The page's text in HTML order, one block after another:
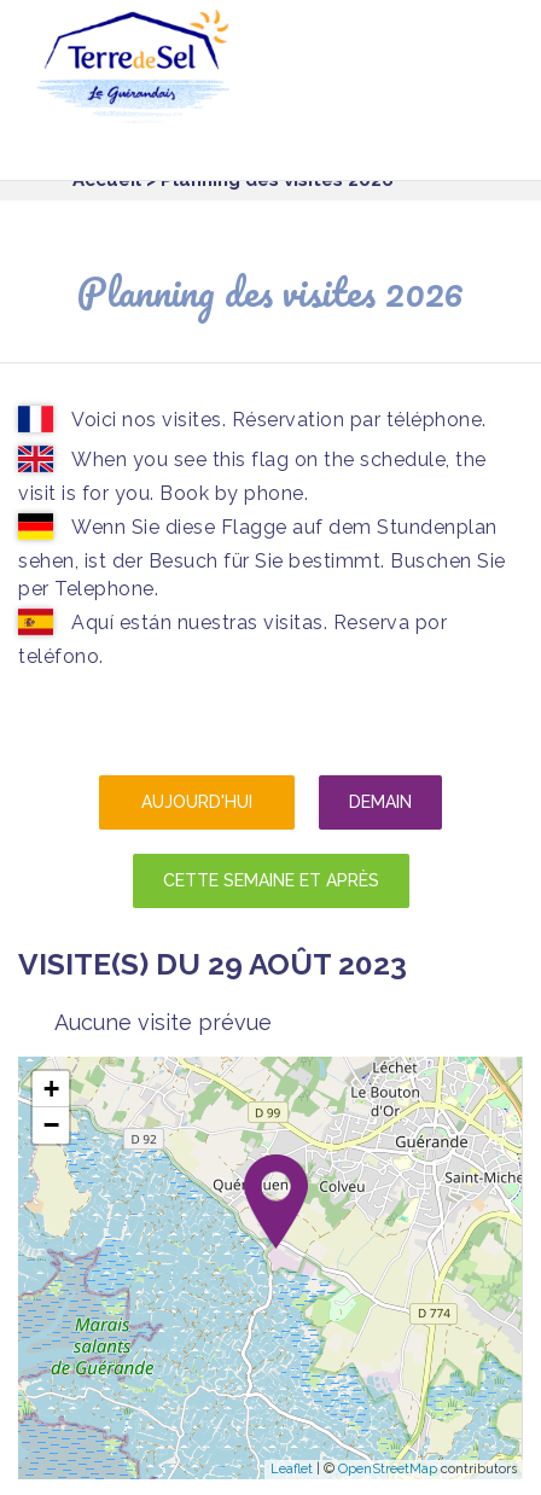
Accueil> Planning des visites 2026
Planning des visites 2026
Voici nos visites. Réservation par téléphone.
When you see this flag on the schedule, the
visit is for you. Book by phone.
Wenn Sie diese Flagge auf dem Stundenplan
sehen, ist der Besuch für Sie bestimmt. Buschen Sie
per Telephone.
Aquí están nuestras visitas. Reserva por
teléfono.
AUJOURD'HUI DEMAIN
CETTE SEMAINE ET APRÈS
VISITE(S) DU 29 AOÛT 2023
Aucune visite prévue
+
−
Leaflet | © OpenStreetMapcontributors
Panneau de gestion des cookies